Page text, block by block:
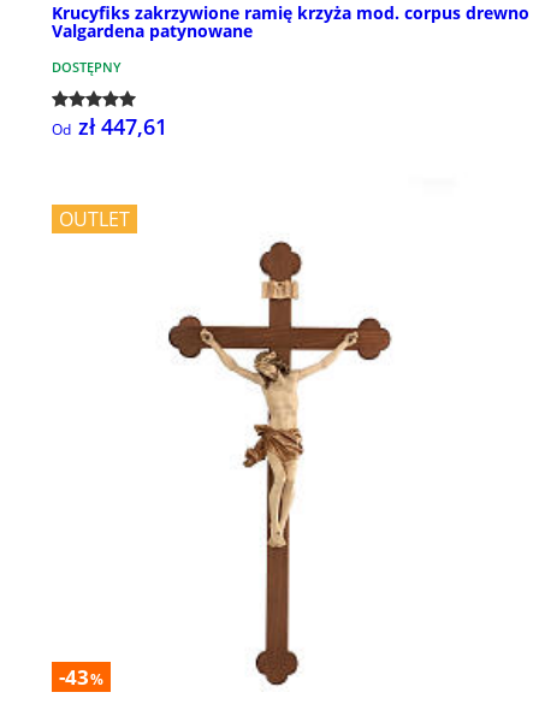
Krucyfiks zakrzywione ramię krzyża mod. corpus drewno
Valgardena patynowane
DOSTĘPNY
Od zł 447,61
OUTLET
-43%